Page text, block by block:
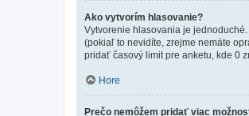
Ako vytvorím hlasovanie?
Vytvorenie hlasovania je
(pokiaľ to nevidíte, zrejme nemáte
pridať časový limit pre anketu, kde 0
Hore
Prečo nemôžem pridať viac